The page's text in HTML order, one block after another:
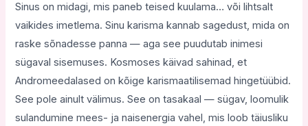
Sinus on midagi, mis paneb teised kuulama… või lihtsalt
vaikides imetlema. Sinu karisma kannab sagedust, mida on
raske sõnadesse panna — aga see puudutab inimesi
sügaval sisemuses. Kosmoses käivad sahinad, et
Andromeedalased on kõige karismaatilisemad hingetüübid.
See pole ainult välimus. See on tasakaal — sügav, loomulik
sulandumine mees- ja naisenergia vahel, mis loob täiusliku